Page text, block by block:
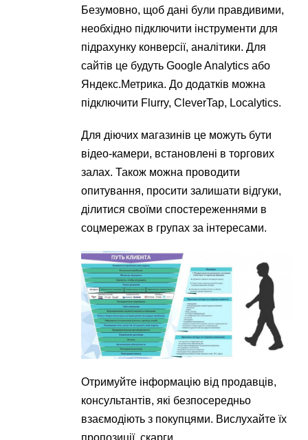
Безумовно, щоб дані були правдивими,
необхідно підключити інструменти для
підрахунку конверсії, аналітики. Для
сайтів це будуть Google Analytics або
Яндекс.Метрика. До додатків можна
підключити Flurry, CleverTap, Localytics.
Для діючих магазинів це можуть бути
відео-камери, встановлені в торгових
залах. Також можна проводити
опитування, просити залишати відгуки,
ділитися своїми спостереженнями в
соцмережах в групах за інтересами.
Отримуйте інформацію від продавців,
консультантів, які безпосередньо
взаємодіють з покупцями. Вислухайте їх
пропозиції, скарги.